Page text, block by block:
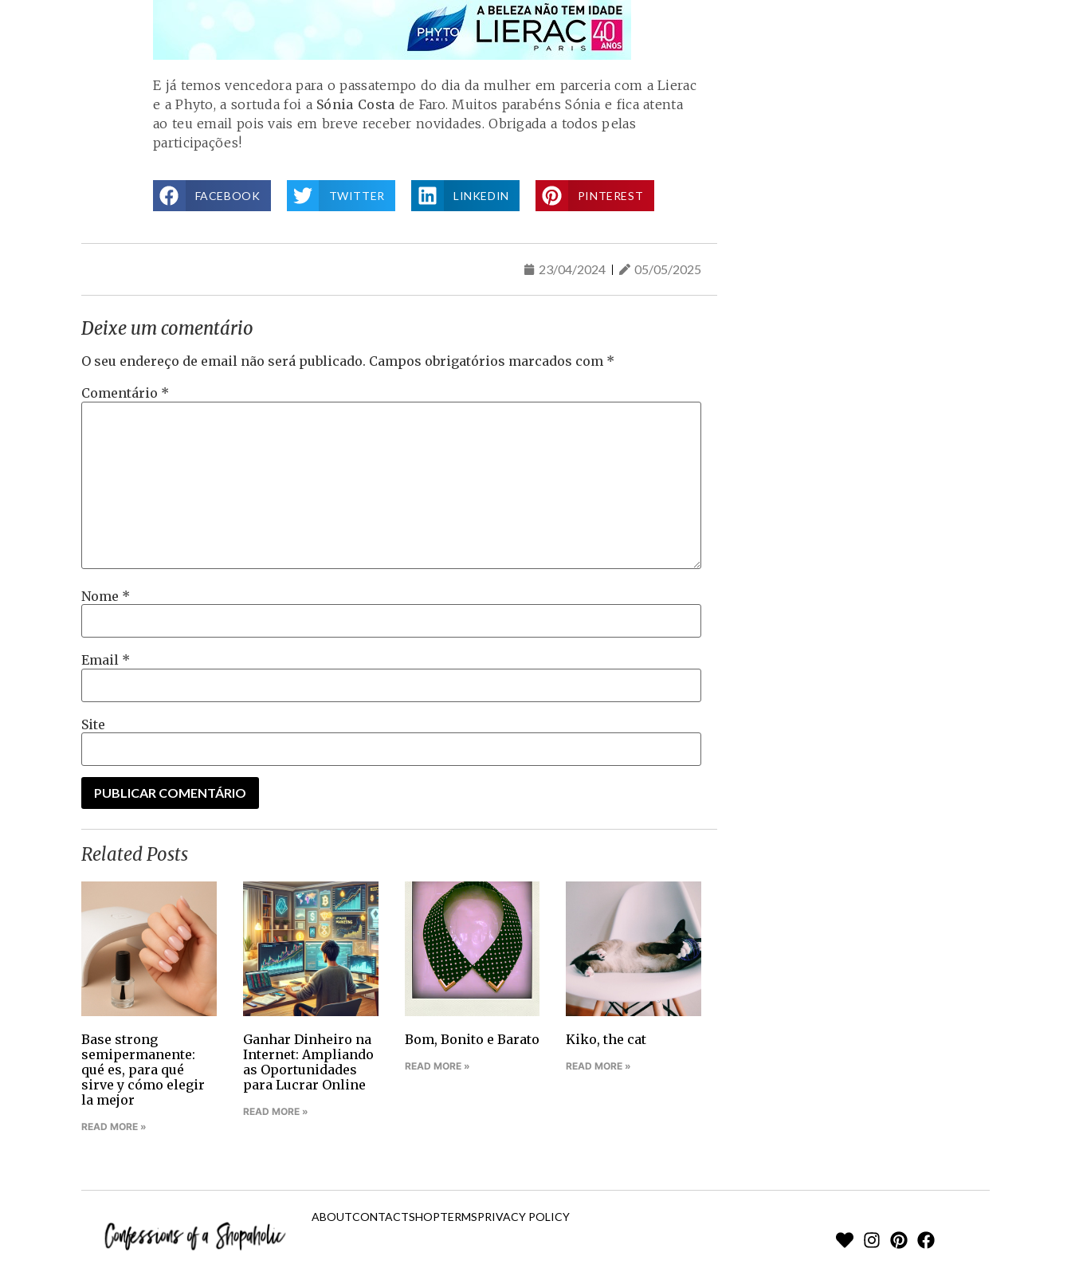
E já temos vencedora para o passatempo do dia da mulher em parceria com a Lierac
e a Phyto, a sortuda foi a Sónia Costa de Faro. Muitos parabéns Sónia e fica atenta
ao teu email pois vais em breve receber novidades. Obrigada a todos pelas
participações!
FACEBOOK TWITTER LINKEDIN PINTEREST
23/04/2024 05/05/2025
Deixe um comentário
O seu endereço de email não será publicado. Campos obrigatórios marcados com *
Comentário *
Nome *
Email *
Site
Related Posts
Base strong
semipermanente:
qué es, para qué
sirve y cómo elegir
la mejor
READ MORE »
Ganhar Dinheiro na
Internet: Ampliando
as Oportunidades
para Lucrar Online
READ MORE »
Bom, Bonito e Barato
READ MORE »
Kiko, the cat
READ MORE »
ABOUTCONTACTSHOPTERMSPRIVACY POLICY